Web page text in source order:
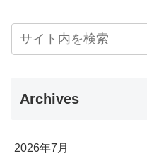
Archives
2026年7月